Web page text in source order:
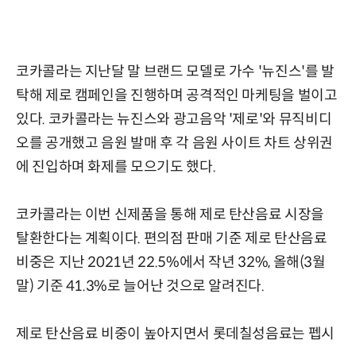
코카콜라는 지난달 말 브랜드 모델로 가수 '뉴진스'를 발
탁해 제로 캠페인을 진행하며 공격적인 마케팅을 벌이고
있다. 코카콜라는 뉴진스와 광고음악 '제로'와 뮤직비디
오를 공개했고 음원 발매 후 각 음원 사이트 차트 상위권
에 진입하며 화제를 모으기도 했다.
코카콜라는 이번 신제품을 통해 제로 탄산음료 시장을
탈환한다는 계획이다. 편의점 판매 기준 제로 탄산음료
비중은 지난 2021년 22.5%에서 작년 32%, 올해(3월
말) 기준 41.3%로 늘어난 것으로 알려진다.
제로 탄산음료 비중이 높아지면서 롯데칠성음료는 펩시